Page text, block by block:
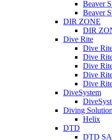
Beaver
Beaver
DIR ZONE
DIR
Dive Rite
Dive
Dive
Dive
Dive
Dive
DiveSystem
Diving
Helix
DTD
DTD